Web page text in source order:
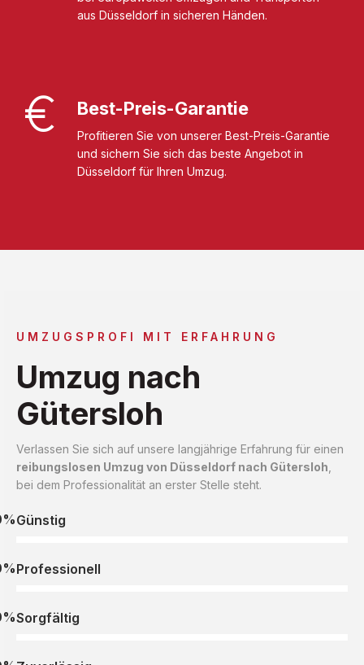
aus Düsseldorf in sicheren Händen.
Best-Preis-Garantie
Profitieren Sie von unserer Best-Preis-Garantie
und sichern Sie sich das beste Angebot in
Düsseldorf für Ihren Umzug.
UMZUGSPROFI MIT ERFAHRUNG
Umzug nach
Gütersloh
Verlassen Sie sich auf unsere langjährige Erfahrung für einen
reibungslosen Umzug von Düsseldorf nach Gütersloh
bei dem Professionalität an erster Stelle steht.
Günstig
Professionell
Sorgfältig